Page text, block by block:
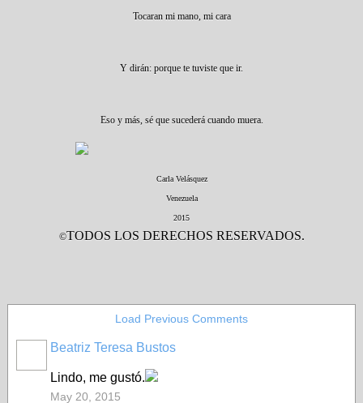
Tocaran mi mano, mi cara
Y dirán: porque te tuviste que ir.
Eso y más, sé que sucederá cuando muera.
Carla Velásquez
Venezuela
2015
©TODOS LOS DERECHOS RESERVADOS.
Load Previous Comments
Beatriz Teresa Bustos
Lindo, me gustó.
May 20, 2015